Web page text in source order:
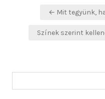
Bejegyzés← Mit tegyünk,
Színek szerint